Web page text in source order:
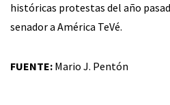
históricas protestas del año
senador a América TeVé.
FUENTE: Mario J. Pentón